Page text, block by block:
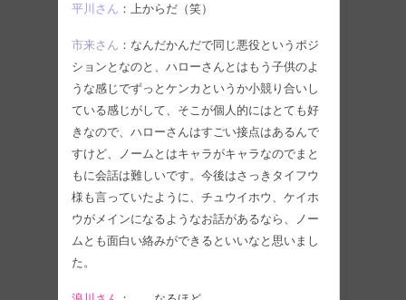
平川さん ：上からだ（笑）
市来さん ：なんだかんだで同じ悪役というポジ
ションとなのと、ハローさんとはもう子供のよ
うな感じでずっとケンカというか小競り合いし
ている感じがして、そこが個人的にはとても好
きなので、ハローさんはすごい接点はあるんで
すけど、ノームとはキャラがキャラなのでまと
もに会話は難しいです。今後はさっきタイフウ
様も言っていたように、チュウイホウ、ケイホ
ウがメインになるようなお話があるなら、ノー
ムとも面白い絡みができるといいなと思いまし
た。